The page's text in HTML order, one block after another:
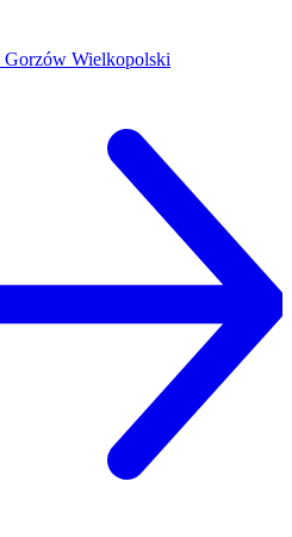
Gorzów Wielkopolski